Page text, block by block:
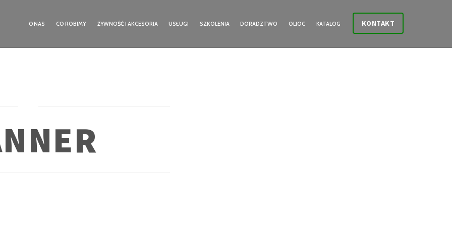
O NAS CO ROBIMY ŻYWNOŚĆ I AKCESORIA USŁUGI SZKOLENIA DORADZTWO OLIOC KATALOG KONTAKT